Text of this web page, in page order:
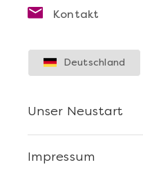
Kontakt
Impressum
Unser Neustart
Deutschland